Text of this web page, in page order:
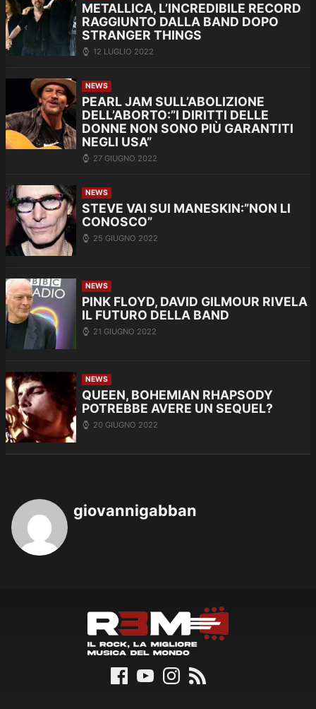
METALLICA, L’INCREDIBILE RECORD
RAGGIUNTO DALLA BAND DOPO
STRANGER THINGS
12 LUGLIO 2022
NEWS
PEARL JAM SULL’ABOLIZIONE
DELL’ABORTO:”I DIRITTI DELLE
DONNE NON SONO PIÙ GARANTITI
NEGLI USA”
27 GIUGNO 2022
NEWS
STEVE VAI SUI MANESKIN:”NON LI
CONOSCO”
25 GIUGNO 2022
NEWS
PINK FLOYD, DAVID GILMOUR RIVELA
IL FUTURO DELLA BAND
21 GIUGNO 2022
NEWS
QUEEN, BOHEMIAN RHAPSODY
POTREBBE AVERE UN SEQUEL?
20 GIUGNO 2022
giovannigabban